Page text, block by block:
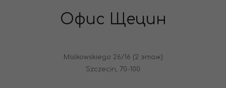
Офис Щецин
Malkowskiego 26/16 (2 этаж)
Szczecin, 70-100